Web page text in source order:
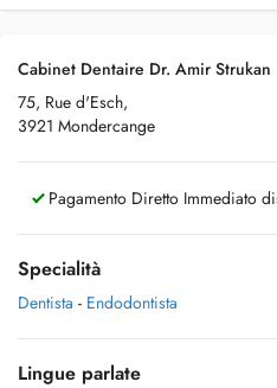
Cabinet Dentaire Dr. Amir Strukan
75, Rue d'Esch,
3921 Mondercange
Pagamento Diretto Immediato
Specialità
Dentista - Endodontista
Lingue parlate